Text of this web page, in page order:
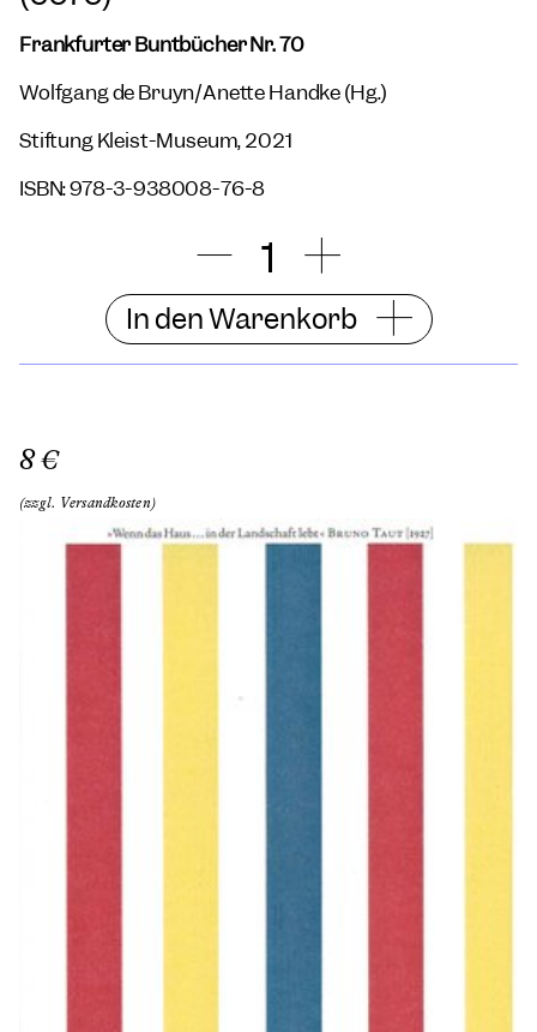
Frankfurter Buntbücher Nr. 70
Wolfgang de Bruyn/Anette Handke (Hg.)
Stiftung Kleist-Museum, 2021
ISBN: 978-3-938008-76-8
In den Warenkorb
8 €
(zzgl. Versandkosten)